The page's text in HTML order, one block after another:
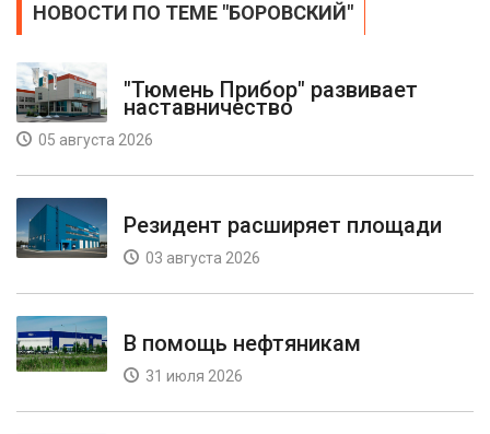
НОВОСТИ ПО ТЕМЕ "БОРОВСКИЙ"
"Тюмень Прибор" развивает
наставничество
05 августа 2026
Резидент расширяет площади
03 августа 2026
В помощь нефтяникам
31 июля 2026